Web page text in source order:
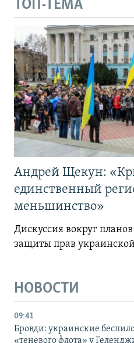
ТОП-ТЕМА
Андрей Щекун:
единственный
меньшинство»
Дискуссия вокруг
защиты прав
НОВОСТИ
09:41
Бровди: украинские
«теневого флота» у